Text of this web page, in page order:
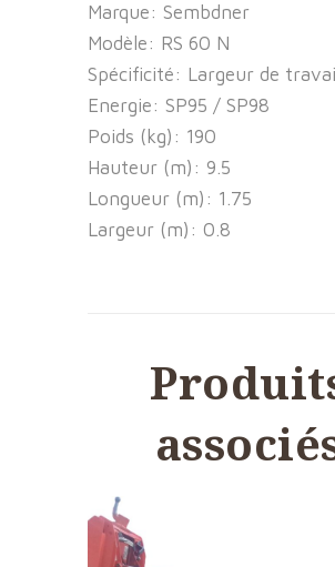
Marque: Sembdner
Modèle: RS 60 N
Spécificité: Largeur de
Energie: SP95 / SP98
Poids (kg): 190
Hauteur (m): 9.5
Longueur (m): 1.75
Largeur (m): 0.8